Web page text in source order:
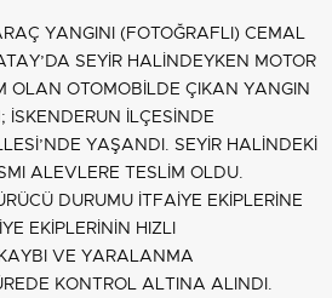
YANGINI (FOTOĞRAFLI) CEMAL
SEYİR HALİNDEYKEN MOTOR
OLAN OTOMOBİLDE ÇIKAN YANGIN
İLÇESİNDE
YAŞANDI. SEYİR HALİNDEKİ
ALEVLERE TESLİM OLDU.
DURUMU İTFAİYE EKİPLERİNE
EKİPLERİNİN HIZLI
VE YARALANMA
KONTROL ALTINA ALINDI.